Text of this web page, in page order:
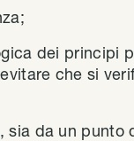
dei principi
che si
sia da un punto